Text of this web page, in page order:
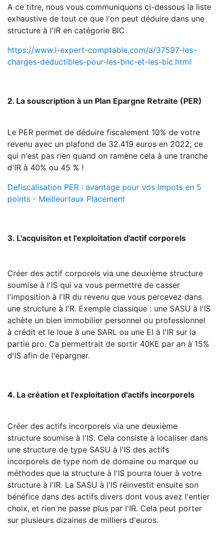
A ce titre, nous vous communiquons ci-dessous la liste
exhaustive de tout ce que l'on peut déduire dans une
structure à l'IR en catégorie BIC
https://www.l-expert-comptable.com/a/37597-les-
charges-deductibles-pour-les-bnc-et-les-bic.html
2. La souscription à un Plan Epargne Retraite (PER)
Le PER permet de déduire fiscalement 10% de votre
revenu avec un plafond de 32.419 euros en 2022, ce
qui n'est pas rien quand on ramène cela à une tranche
d'IR à 40% ou 45 % !
Defiscalisation PER : avantage pour vos impots en 5
points - Meilleurtaux Placement
3. L'acquisiton et l'exploitation d'actif corporels
Créer des actif corporels via une deuxième structure
soumise à l'IS qui va vous permettre de casser
l'imposition à l'IR du revenu que vous percevez dans
une structure à l'R. Exemple classique : une SASU à l'IS
achète un bien immobilier personnel ou professionnel
à crédit et le loue à une SARL ou une EI à l'IR sur la
partie pro. Ca permettrait de sortir 40KE par an à 15%
d'IS afin de l'épargner.
4. La création et l'exploitation d'actifs incorporels
Créer des actifs incorporels via une deuxième
structure soumise à l'IS. Cela consiste à localiser dans
une structure de type SASU à l'IS des actifs
incorporels de type nom de domaine ou marque ou
méthodes que la structure à l'IS pourra louer à votre
structure à l'IR. La SASU à l'IS réinvestit ensuite son
bénéfice dans des actifs divers dont vous avez l'entier
choix, et rien ne passe plus par l'IR. Cela peut porter
sur plusieurs dizaines de milliers d'euros.